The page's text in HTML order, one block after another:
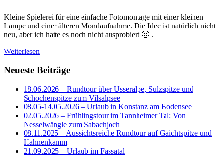
Kleine Spielerei für eine einfache Fotomontage mit einer kleinen
Lampe und einer älteren Mondaufnahme. Die Idee ist natürlich nicht
neu, aber ich hatte es noch nicht ausprobiert 🙂 .
Weiterlesen
Neueste Beiträge
18.06.2026 – Rundtour über Usseralpe, Sulzspitze und
Schochenspitze zum Vilsalpsee
08.05-14.05.2026 – Urlaub in Konstanz am Bodensee
02.05.2026 – Frühlingstour im Tannheimer Tal: Von
Nesselwängle zum Sabachjoch
08.11.2025 – Aussichtsreiche Rundtour auf Gaichtspitze und
Hahnenkamm
21.09.2025 – Urlaub im Fassatal